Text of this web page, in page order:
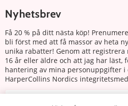
Nyhetsbrev
Få 20 % på ditt nästa köp!
bli först med att få massor av heta
unika rabatter! Genom att
16 år eller äldre och att jag har läst,
hantering av mina personuppgifter i
HarperCollins Nordics